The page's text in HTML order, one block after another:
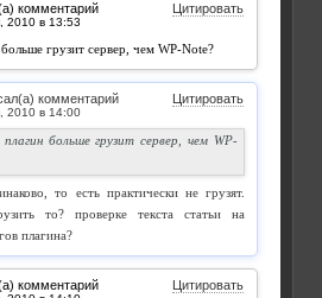
комментарий Цитировать
грузит сервер, чем WР-Note?
комментарий Цитировать
больше грузит сервер, чем WР-
то есть практически не грузят.
то? проверке текста статьи на
плагина?
комментарий Цитировать